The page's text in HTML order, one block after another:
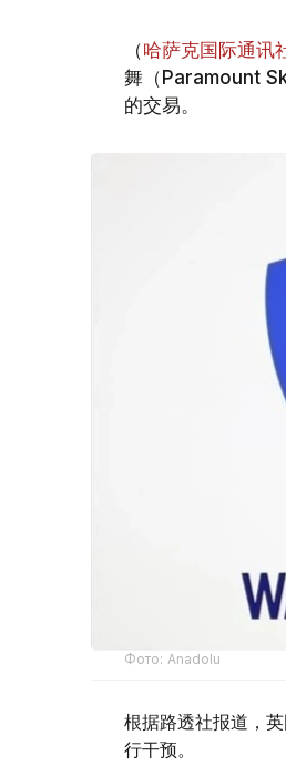
（哈萨克国际通讯
舞（Paramount
的交易。
Фото: Аnadolu
根据路透社报道，
行干预。